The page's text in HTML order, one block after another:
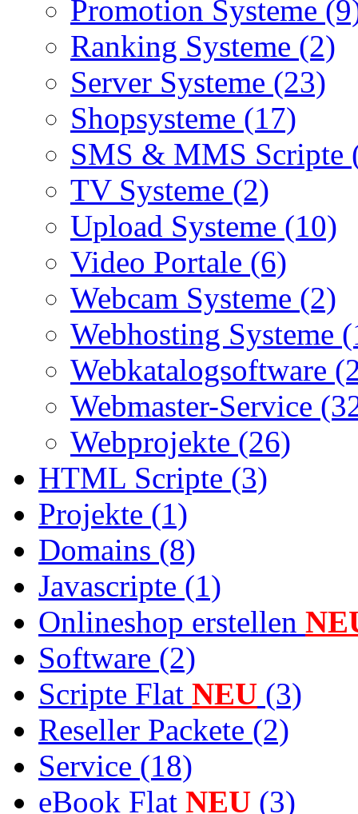
Promotion Systeme
Ranking Systeme (2)
Server Systeme (23)
Shopsysteme (17)
SMS & MMS Scripte
TV Systeme (2)
Upload Systeme (10)
Video Portale (6)
Webcam Systeme (2)
Webhosting Systeme
Webkatalogsoftware
Webmaster-Service
Webprojekte (26)
HTML Scripte (3)
Projekte (1)
Domains (8)
Javascripte (1)
Onlineshop erstellen
Software (2)
Scripte Flat NEU (3)
Reseller Packete (2)
Service (18)
eBook Flat NEU (3)